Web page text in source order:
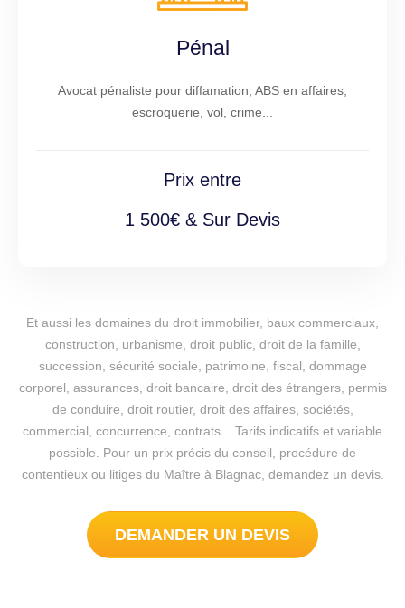
Pénal
Avocat pénaliste pour diffamation, ABS en affaires,
escroquerie, vol, crime...
Prix entre
1 500€ & Sur Devis
Et aussi les domaines du droit immobilier, baux commerciaux,
construction, urbanisme, droit public, droit de la famille,
succession, sécurité sociale, patrimoine, fiscal, dommage
corporel, assurances, droit bancaire, droit des étrangers, permis
de conduire, droit routier, droit des affaires, sociétés,
commercial, concurrence, contrats... Tarifs indicatifs et variable
possible. Pour un prix précis du conseil, procédure de
contentieux ou litiges du Maître à Blagnac, demandez un devis.
DEMANDER UN DEVIS